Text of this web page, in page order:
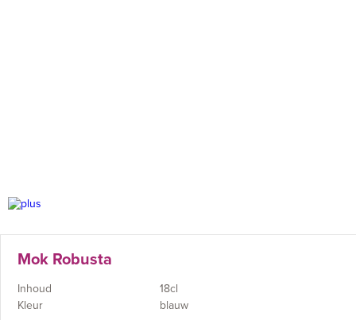
Mok Robusta
Inhoud
18cl
Kleur
blauw